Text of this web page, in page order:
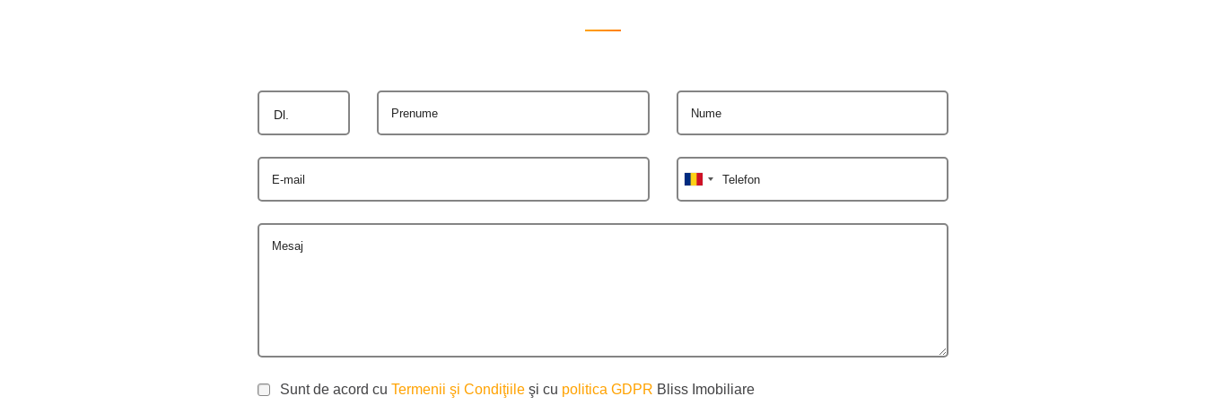
Dl. Prenume Nume
E-mail Telefon
Mesaj
Sunt de acord cu Termenii şi Condiţiile şi cu politica GDPR Bliss Imobiliare